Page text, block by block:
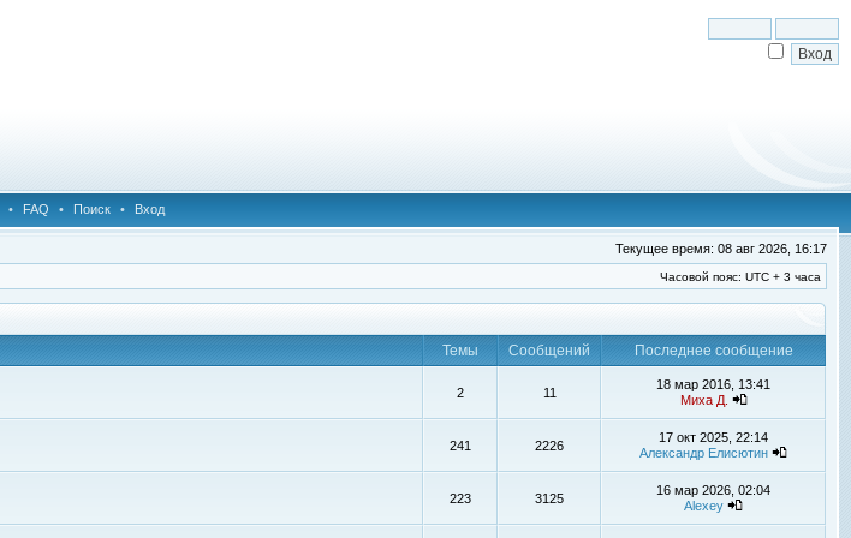
• FAQ • Поиск • Вход
Текущее время: 08 авг 2026, 16:17
Часовой пояс: UTC + 3 часа
Темы Сообщений
Последнее сообщение
2 11
18 мар 2016, 13:41
Миха Д.
241 2226
17 окт 2025, 22:14
Александр Елисютин
223 3125
16 мар 2026, 02:04
Alexey